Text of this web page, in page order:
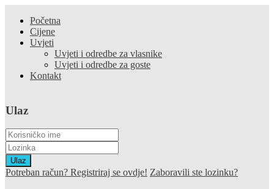
Početna
Cijene
Uvjeti
Uvjeti i odredbe za vlasnike
Uvjeti i odredbe za goste
Kontakt
Ulaz
Ulaz
Potreban račun? Registriraj se ovdje! Zaboravili ste lozinku?